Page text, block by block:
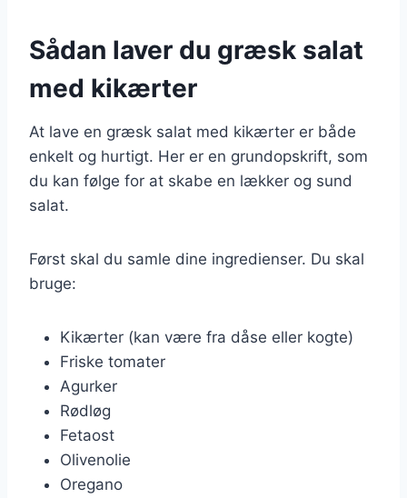
Sådan laver du græsk salat
med kikærter
At lave en græsk salat med kikærter er både
enkelt og hurtigt. Her er en grundopskrift, som
du kan følge for at skabe en lækker og sund
salat.
Først skal du samle dine ingredienser. Du skal
bruge:
Kikærter (kan være fra dåse eller kogte)
Friske tomater
Agurker
Rødløg
Fetaost
Olivenolie
Oregano